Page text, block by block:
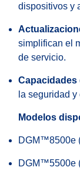
dispositivos y
simplifican el
de servicio.
Capacidades
la seguridad
Modelos
DGM™8500e
DGM™5500e